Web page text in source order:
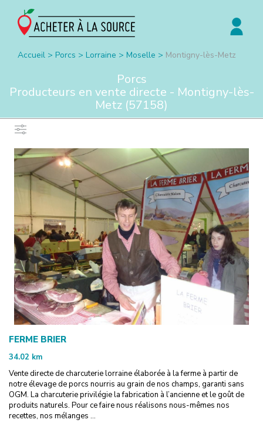
Accueil > Porcs > Lorraine > Moselle > Montigny-lès-Metz
Porcs
Producteurs en vente directe - Montigny-lès-
Metz (57158)
FERME BRIER
34.02 km
Vente directe de charcuterie lorraine élaborée à la ferme à partir de
notre élevage de porcs nourris au grain de nos champs, garanti sans
OGM. La charcuterie privilégie la fabrication à l’ancienne et le goût de
produits naturels. Pour ce faire nous réalisons nous-mêmes nos
recettes, nos mélanges ...